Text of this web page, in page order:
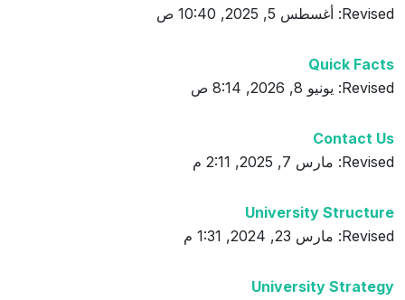
Revised: أغسطس 5, 2025, 10:40 ص
Quick Facts
Revised: يونيو 8, 2026, 8:14 ص
Contact Us
Revised: مارس 7, 2025, 2:11 م
University Structure
Revised: مارس 23, 2024, 1:31 م
University Strategy